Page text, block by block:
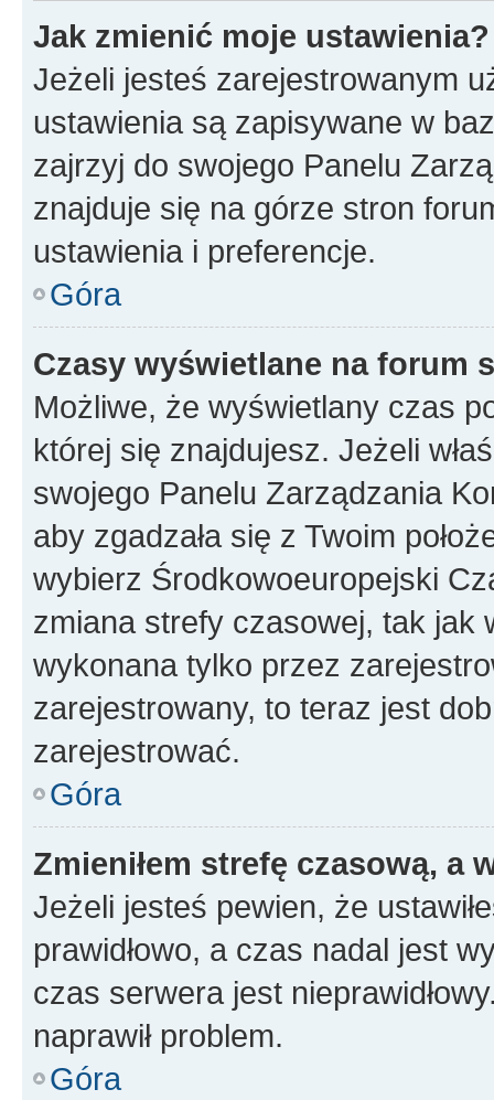
Jak zmienić moje ustawienia?
Jeżeli jesteś zarejestrowanym
ustawienia są zapisywane w
zajrzyj do swojego Panelu
znajduje się na górze stron
ustawienia i preferencje.
Góra
Czasy wyświetlane na forum
Możliwe, że wyświetlany czas
której się znajdujesz. Jeżeli
swojego Panelu Zarządzania
aby zgadzała się z Twoim
wybierz Środkowoeuropejski
zmiana strefy czasowej, tak jak
wykonana tylko przez
zarejestrowany, to teraz jest
zarejestrować.
Góra
Zmieniłem strefę czasową, a
Jeżeli jesteś pewien, że
prawidłowo, a czas nadal jest
czas serwera jest
naprawił problem.
Góra